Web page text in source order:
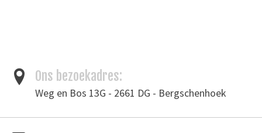
Ons bezoekadres:
Weg en Bos 13G - 2661 DG - Bergschenhoek